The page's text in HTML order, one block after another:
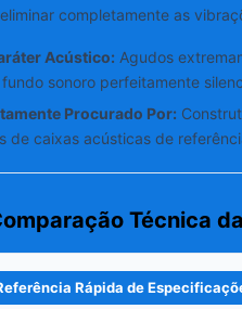
completamente as
Acústico: Agudos
fundo sonoro perfeitamente
Procurado Por:
de caixas acústicas de
Técnica
Rápida de